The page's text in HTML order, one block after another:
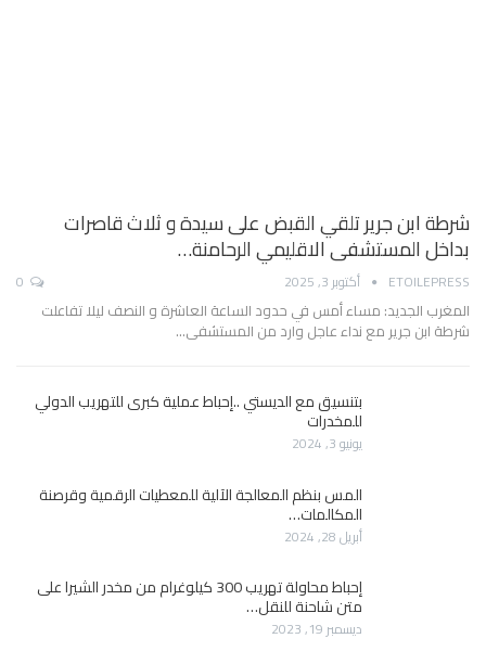
شرطة ابن جرير تلقي القبض على سيدة و ثلاث قاصرات
بداخل المستشفى الاقليمي الرحامنة…
ETOILEPRESS أكتوبر 3, 2025
المغرب الجديد: مساء أمس في حدود الساعة العاشرة و النصف ليلا تفاعلت
شرطة ابن جرير مع نداء عاجل وارد من المستشفى…
بتنسيق مع الديستي ..إحباط عملية كبرى للتهريب الدولي
للمخدرات
يونيو 3, 2024
المس بنظم المعالجة الآلية للمعطيات الرقمية وقرصنة
المكالمات…
أبريل 28, 2024
إحباط محاولة تهريب 300 كيلوغرام من مخدر الشيرا على
متن شاحنة للنقل…
ديسمبر 19, 2023